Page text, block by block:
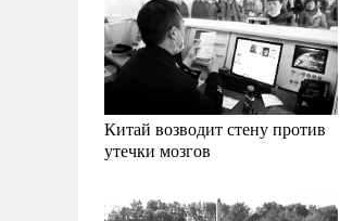
Китай возводит стену против
утечки мозгов